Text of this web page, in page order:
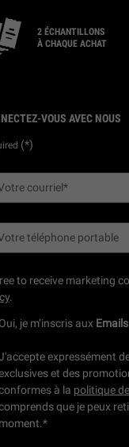
2 ÉCHANTILLONS
À CHAQUE ACHAT
VOUS AVEC NOUS
(*)
courriel*
téléphone portable
to receive marketing
.
Oui, je m’inscris aux Emails
expressément
et des
à la politique
que je peux
moment.*